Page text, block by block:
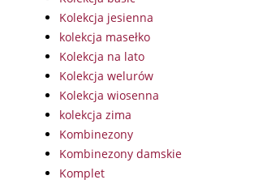
Kolekcja jesienna
kolekcja masełko
Kolekcja na lato
Kolekcja welurów
Kolekcja wiosenna
kolekcja zima
Kombinezony
Kombinezony damskie
Komplet